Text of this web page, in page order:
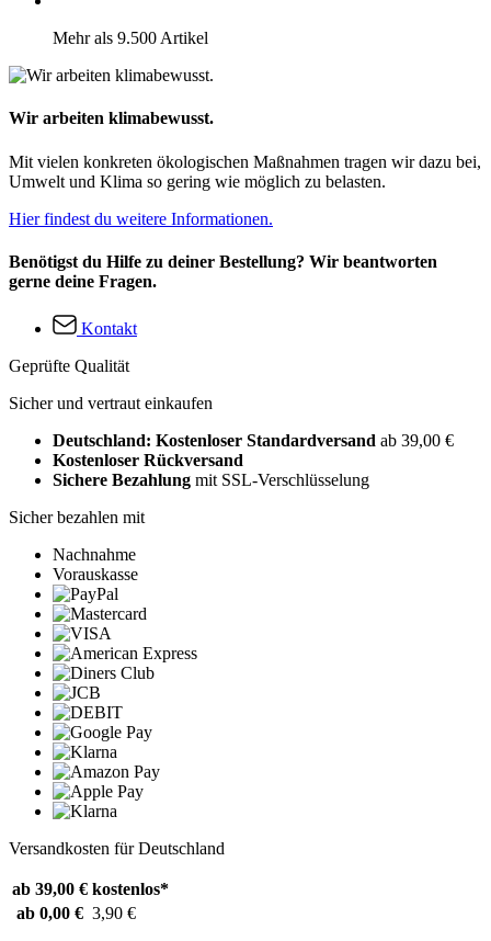
Mehr als 9.500 Artikel
Wir arbeiten klimabewusst.
Mit vielen konkreten ökologischen Maßnahmen tragen wir dazu bei,
Umwelt und Klima so gering wie möglich zu belasten.
Hier findest du weitere Informationen.
Benötigst du Hilfe zu deiner Bestellung? Wir beantworten
gerne deine Fragen.
Kontakt
Geprüfte Qualität
Sicher und vertraut einkaufen
Deutschland: Kostenloser Standardversand ab 39,00 €
Kostenloser Rückversand
Sichere Bezahlung mit SSL-Verschlüsselung
Sicher bezahlen mit
Nachnahme
Vorauskasse
Versandkosten für Deutschland
ab 39,00 € kostenlos*
ab 0,00 € 3,90 €